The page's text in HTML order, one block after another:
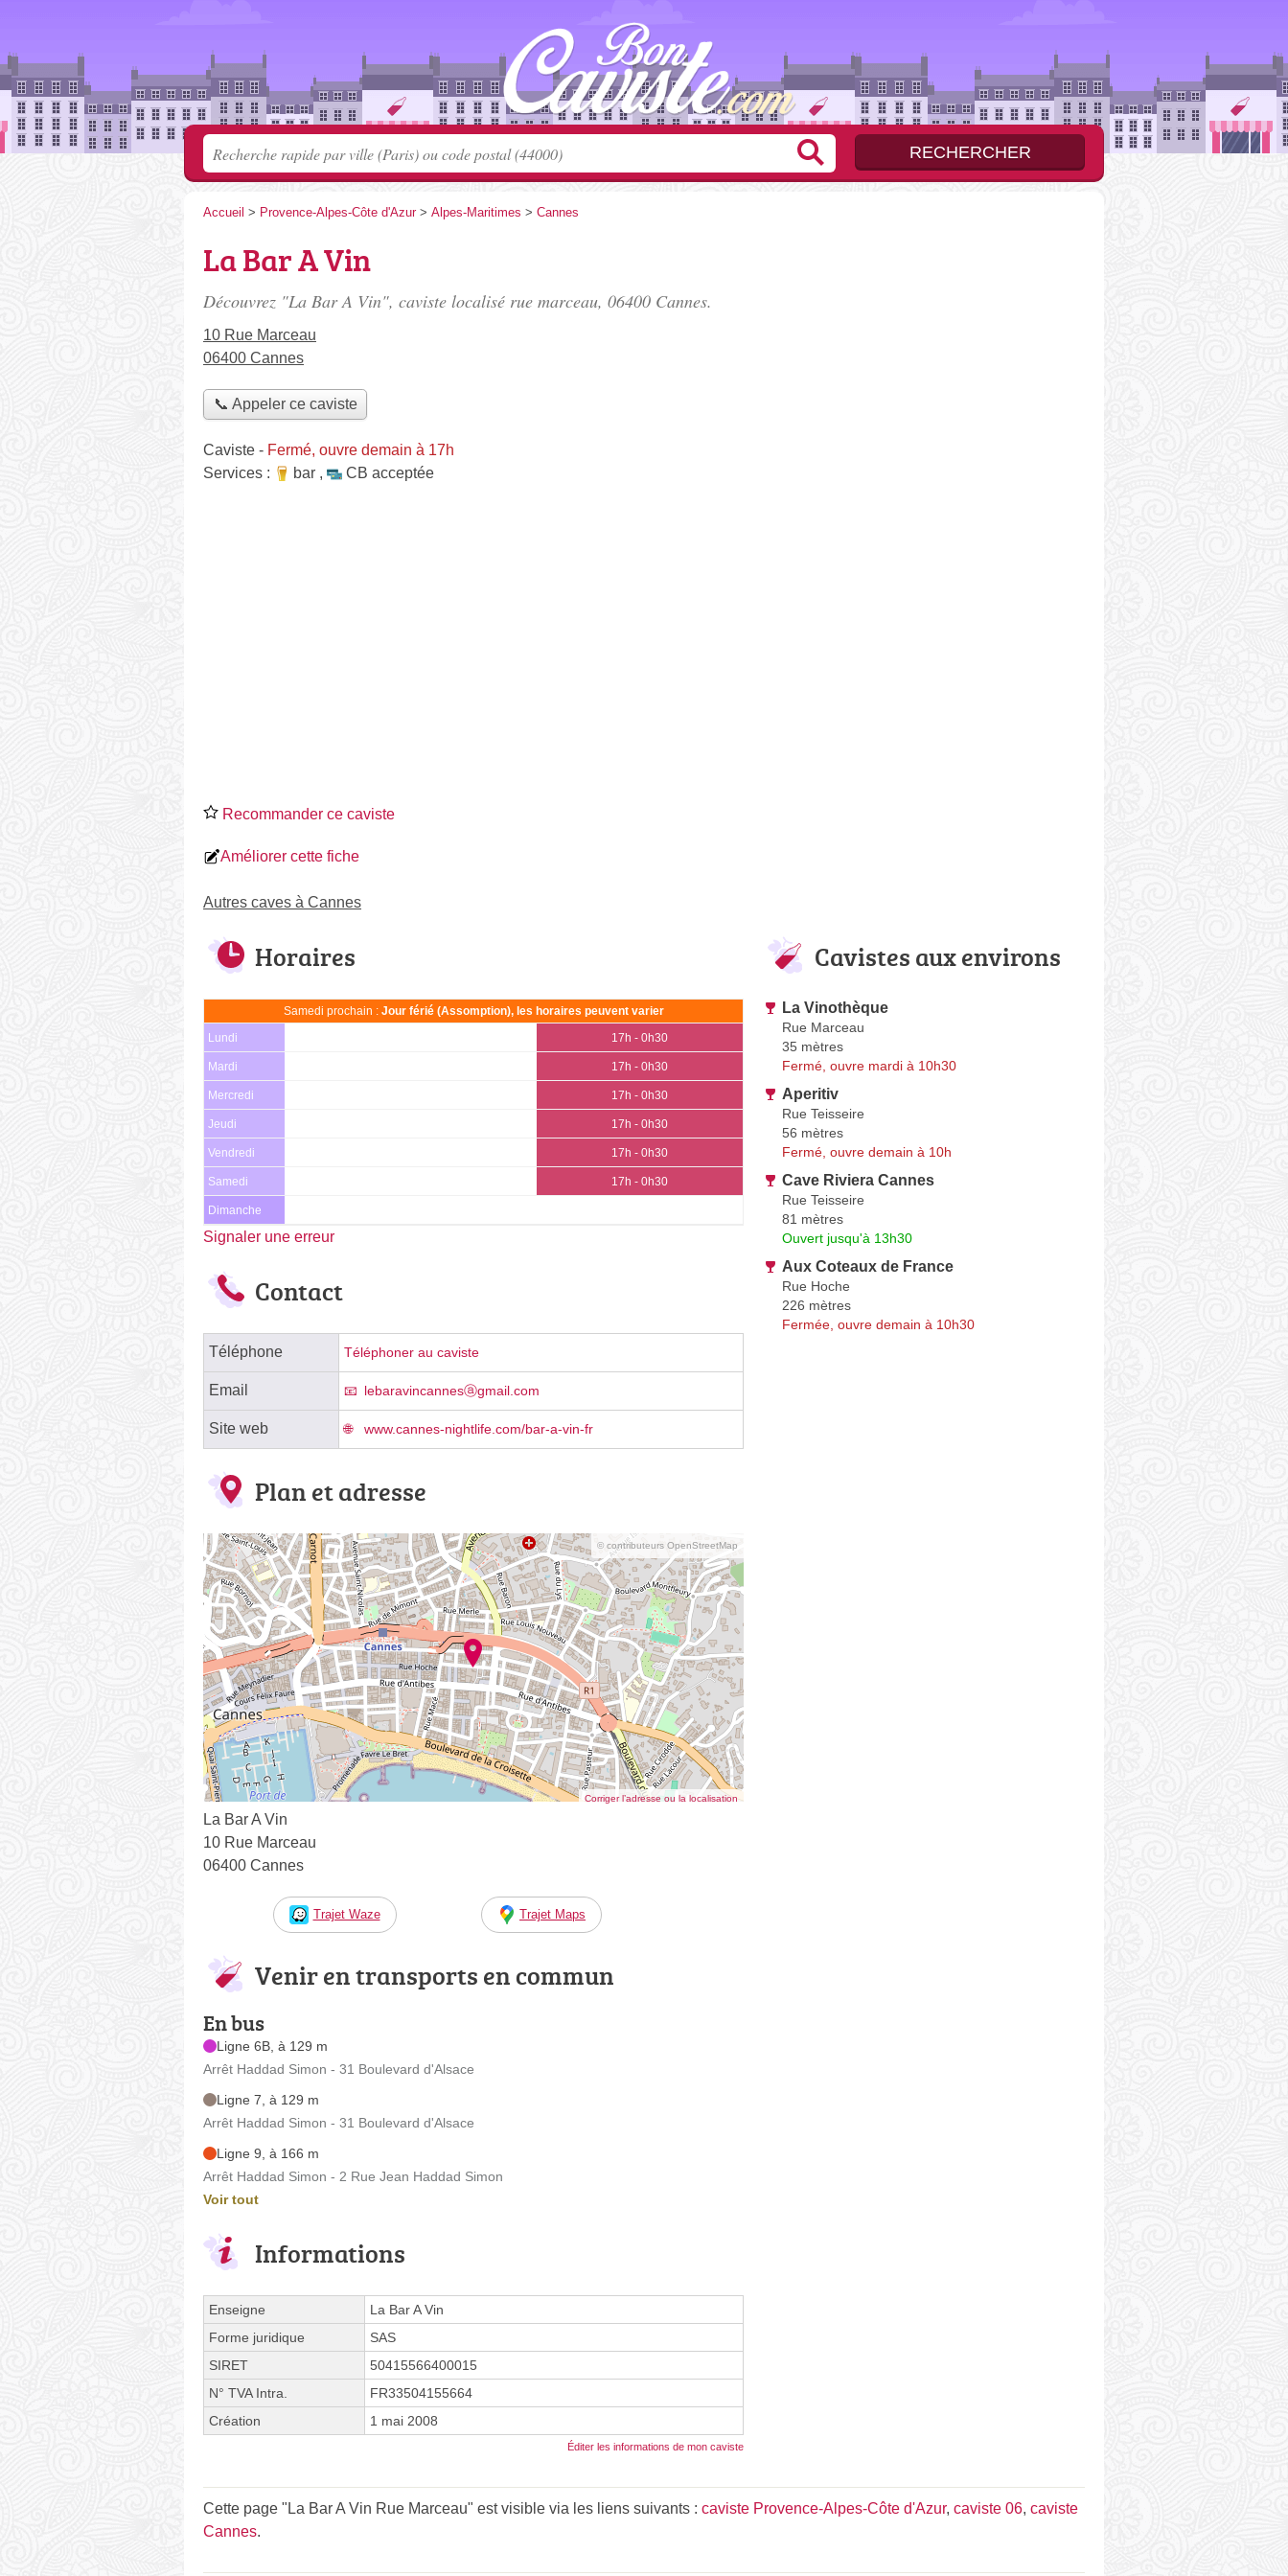
Accueil > Provence-Alpes-Côte d'Azur> Alpes-Maritimes > Cannes
La Bar A Vin
Découvrez "La Bar A Vin", caviste localisé rue marceau, 06400 Cannes.
10 Rue Marceau
06400 Cannes
📞 Appeler ce caviste
Caviste - Fermé, ouvre demain à 17h
Services :
bar , CB acceptée
Recommander ce caviste
Améliorer cette fiche
Autres caves à Cannes
Horaires
Samedi prochain : Jour férié (Assomption), les horaires peuvent varier
Lundi 17h - 0h30
Mardi 17h - 0h30
Mercredi 17h - 0h30
Jeudi 17h - 0h30
Vendredi 17h - 0h30
Samedi 17h - 0h30
Dimanche
Signaler une erreur
Contact
Téléphone Téléphoner au caviste
Email lebaravincannesⓐgmail.com
Site web www.cannes-nightlife.com/bar-a-vin-fr
Plan et adresse
© contributeurs OpenStreetMap
Corriger l’adresse ou la localisation
La Bar A Vin
10 Rue Marceau
06400 Cannes
Trajet Waze Trajet Maps
Venir en transports en commun
En bus
Ligne 6B, à 129 m
Arrêt Haddad Simon - 31 Boulevard d'Alsace
Ligne 7, à 129 m
Arrêt Haddad Simon - 31 Boulevard d'Alsace
Ligne 9, à 166 m
Arrêt Haddad Simon - 2 Rue Jean Haddad Simon
Voir tout
Informations
Enseigne
La Bar A Vin
Forme juridique
SAS
SIRET
50415566400015
N° TVA Intra.
FR33504155664
Création
1 mai 2008
Éditer les informations de mon caviste
Cavistes aux environs
La Vinothèque
Rue Marceau
35 mètres
Fermé, ouvre mardi à 10h30
Aperitiv
Rue Teisseire
56 mètres
Fermé, ouvre demain à 10h
Cave Riviera Cannes
Rue Teisseire
81 mètres
Ouvert jusqu'à 13h30
Aux Coteaux de France
Rue Hoche
226 mètres
Fermée, ouvre demain à 10h30
Cette page "La Bar A Vin Rue Marceau" est visible via les liens suivants : caviste Provence-Alpes-Côte d'Azur, caviste 06, caviste
Cannes.